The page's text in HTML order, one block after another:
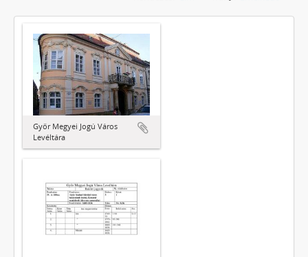
Győr Megyei Jogú Város
Levéltára